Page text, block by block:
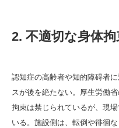
2. 不適切な身体拘
認知症の高齢者や知的障碍者
スが後を絶たない。厚生労働
拘束は禁じられているが、現
いる。施設側は、転倒や徘徊